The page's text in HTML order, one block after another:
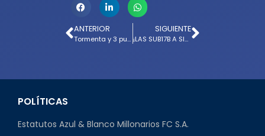
ANTERIOR
Tormenta y 3 puntos azules en Envigado | Vlog Envigado 1 – 2 Millonarios 📹🔵⚽️
SIGUIENTE
¡LAS SUB17B A SIGUIENTE FASE!
POLÍTICAS
Estatutos Azul & Blanco Millonarios FC S.A.